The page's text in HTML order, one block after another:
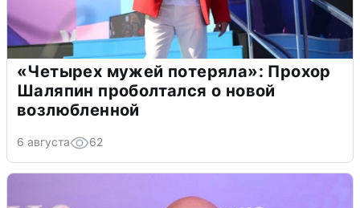
«Четырех мужей потеряла»: Прохор
Шаляпин проболтался о новой
возлюбленной
6 августа 62